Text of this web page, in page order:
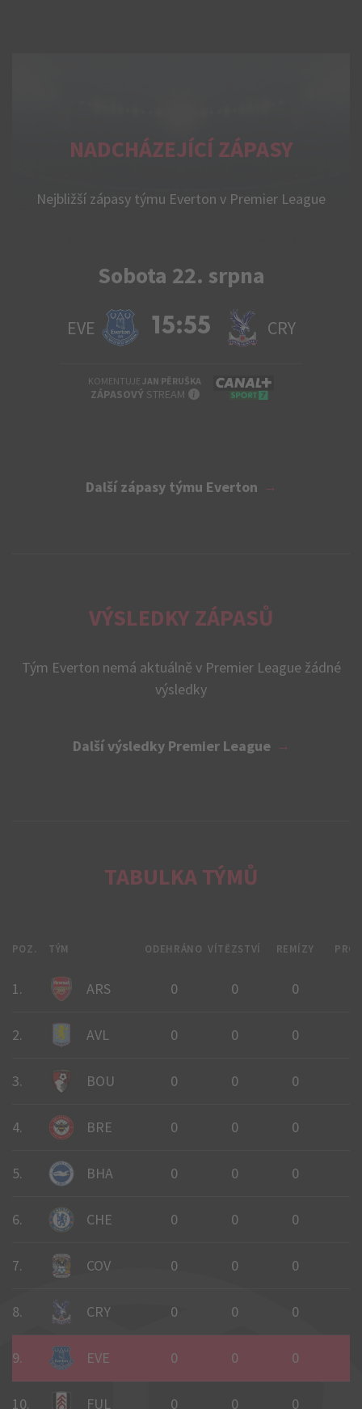
NADCHÁZEJÍCÍ ZÁPASY
Nejbližší zápasy týmu Everton v Premier League
Sobota 22. srpna
EVE 15:55 CRY
KOMENTUJE JAN PĚRUŠKA
ZÁPASOVÝ STREAM INFO
Další zápasy týmu Everton
VÝSLEDKY ZÁPASŮ
Tým Everton nemá aktuálně v Premier League žádné
výsledky
Další výsledky Premier League
TABULKA TÝMŮ
POZ. TÝM ODEHRÁNO VÍTĚZSTVÍ REMÍZY
1. ARS 0 0 0
2. AVL 0 0 0
3. BOU 0 0 0
4. BRE 0 0 0
5. BHA 0 0 0
6. CHE 0 0 0
7. COV 0 0 0
8. CRY 0 0 0
9. EVE 0 0 0
10. FUL 0 0 0